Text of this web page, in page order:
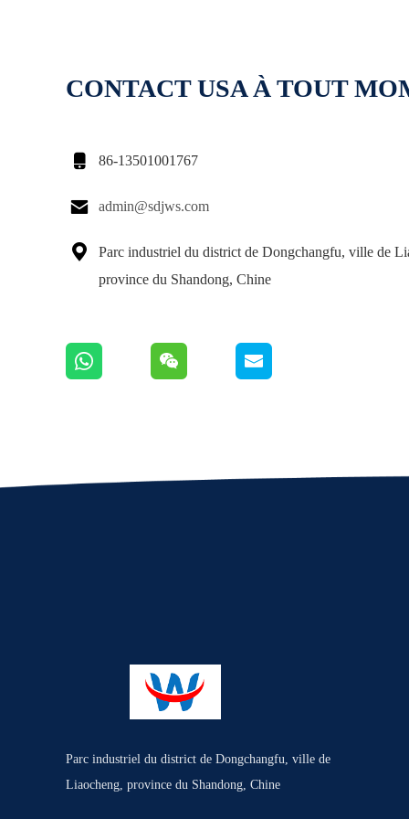
CONTACT USA À TOUT
 86-13501001767
 admin@sdjws.com

Parc industriel du district de Dongchangfu, ville de
province du Shandong, Chine
Parc industriel du district de Dongchangfu, ville de
Liaocheng, province du Shandong, Chine